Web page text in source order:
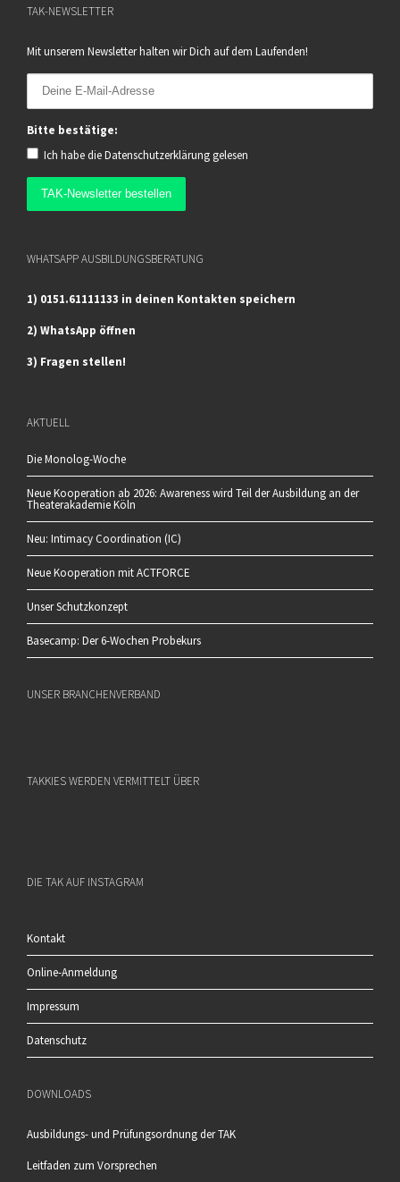
TAK-NEWSLETTER
Mit unserem Newsletter halten wir Dich auf dem Laufenden!
Bitte bestätige:
Ich habe dieDatenschutzerklärung gelesen
WHATSAPP AUSBILDUNGSBERATUNG
1) 0151.61111133 in deinen Kontakten speichern
2) WhatsApp öffnen
3) Fragen stellen!
AKTUELL
Die Monolog-Woche
Neue Kooperation ab 2026: Awareness wird Teil der Ausbildung an der
Theaterakademie Köln
Neu: Intimacy Coordination (IC)
Neue Kooperation mit ACTFORCE
Unser Schutzkonzept
Basecamp: Der 6-Wochen Probekurs
UNSER BRANCHENVERBAND
TAKKIES WERDEN VERMITTELT ÜBER
DIE TAK AUF INSTAGRAM
Kontakt
Online-Anmeldung
Impressum
Datenschutz
DOWNLOADS
Ausbildungs- und Prüfungsordnung der TAK
Leitfaden zum Vorsprechen